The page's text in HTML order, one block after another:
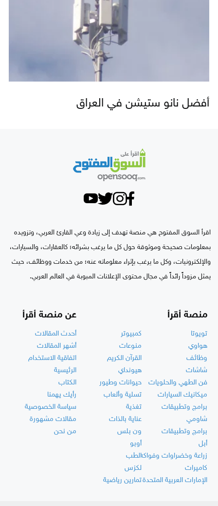
أفضل نانو ستيشن في العراق
اقرأ السوق المفتوح هي منصة تهدف إلى زيادة وعي القارئ العربي، وتزويده
بمعلومات صحيحة وموثوقة حول كل ما يرغب بشرائه؛ كالعقارات، والسيارات،
والإلكترونيات، وكل ما يرغب بإثراء معلوماته عنه؛ من خدمات ووظائف، حيث
يمثل مزوداً رائداً في مجال محتوى الإعلانات المبوبة في العالم العربي.
منصة أقرأ
تويوتا
كمبيوتر
هواوي
منوعات
وظائف
القرآن الكريم
شاشات
هيونداي
فن الطهي والحلويات
حيوانات وطيور
ميكانيك السيارات
تسلية وألعاب
برامج وتطبيقات
تغذية
شاومي
عناية بالذات
برامج وتطبيقات
ون بلس
أبل
أوبو
زراعة وخضراوات وفواكهالطب
كاميرات
لكزس
الإمارات العربية المتحدةتمارين رياضية
عن منصة أقرأ
أحدث المقالات
أشهر المقالات
اتفاقية الاستخدام
الرئيسية
الكتاب
رأيك يهمنا
سياسة الخصوصية
مقالات مشهورة
من نحن